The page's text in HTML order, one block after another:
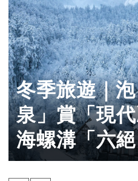
冬季旅遊｜
泉」賞「現
海螺溝「六